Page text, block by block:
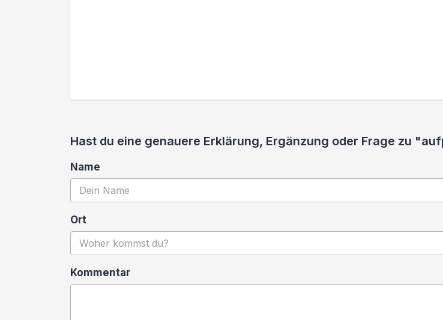
Hast du eine genauere Erklärung, Ergänzung oder Frage zu
Name
Ort
Kommentar